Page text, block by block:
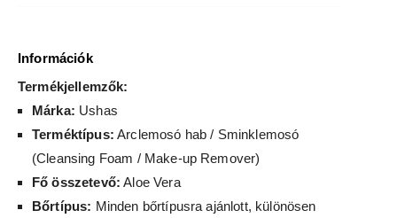
Információk
Termékjellemzők:
Márka: Ushas
Terméktípus: Arclemosó hab / Sminklemosó
(Cleansing Foam / Make-up Remover)
Fő összetevő: Aloe Vera
Bőrtípus: Minden bőrtípusra ajánlott, különösen